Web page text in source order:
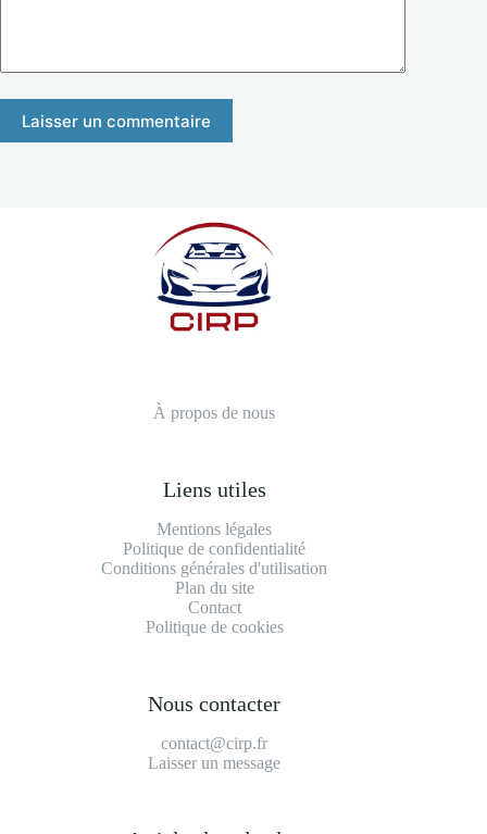
Laisser un commentaire
À propos de nous
Liens utiles
Mentions légales
Politique de confidentialité
Conditions générales d'utilisation
Plan du site
Contact
Politique de cookies
Nous contacter
contact@cirp.fr
Laisser un message